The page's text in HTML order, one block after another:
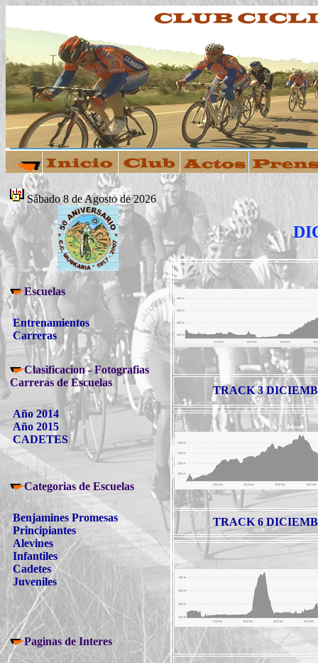
Sábado 8 de Agosto de 2026
Escuelas
Entrenamientos
Carreras
Clasificacion - Fotografias
Carreras de Escuelas
Año 2014
Año 2015
CADETES
Categorias de Escuelas
Benjamines Promesas
Principiantes
Alevines
Infantiles
Cadetes
Juveniles
Paginas de Interes
TRACK 3
TRACK 6